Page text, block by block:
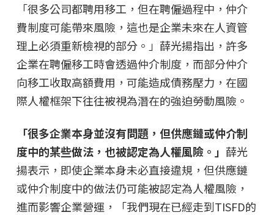
「很多公司都聘用移工，但在聘僱過程中，仲介
費制度可能帶來風險，這也是企業未來在人資管
理上必須重新檢視的部分。」薛光揚指出，許多
企業在聘僱移工時會透過仲介制度，而部分仲介
向移工收取高額費用，可能造成債務壓力，在國
際人權框架下往往被視為潛在的強迫勞動風險。
「很多企業本身並沒有問題，但供應鏈或仲介制
度中的某些做法，也被認定為人權風險。」 薛光
揚表示，即使企業本身未必直接違規，但供應鏈
或仲介制度中的做法仍可能被認定為人權風險，
進而影響企業營運，「我們現在已經走到TISFD的